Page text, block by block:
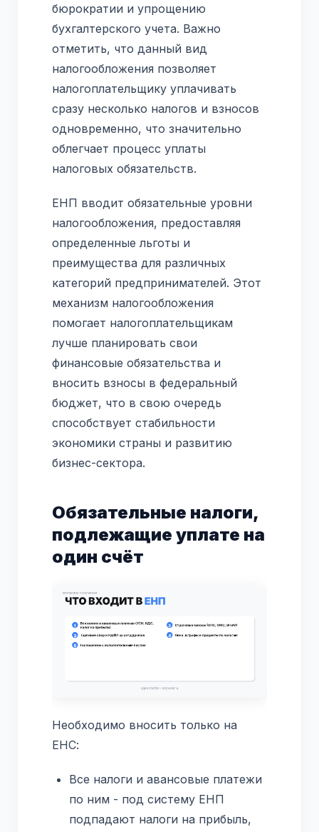
бюрократии и упрощению
бухгалтерского учета. Важно
отметить, что данный вид
налогообложения позволяет
налогоплательщику уплачивать
сразу несколько налогов и взносов
одновременно, что значительно
облегчает процесс уплаты
налоговых обязательств.
ЕНП вводит обязательные уровни
налогообложения, предоставляя
определенные льготы и
преимущества для различных
категорий предпринимателей. Этот
механизм налогообложения
помогает налогоплательщикам
лучше планировать свои
финансовые обязательства и
вносить взносы в федеральный
бюджет, что в свою очередь
способствует стабильности
экономики страны и развитию
бизнес-сектора.
Обязательные налоги,
подлежащие уплате на
один счёт
Необходимо вносить только на
ЕНС:
Все налоги и авансовые платежи
по ним - под систему ЕНП
подпадают налоги на прибыль,